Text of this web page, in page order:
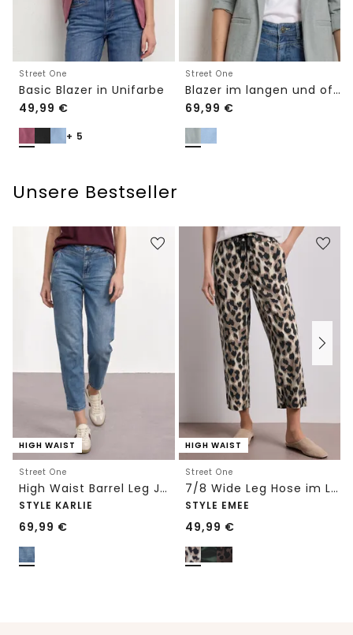
Street One
Basic Blazer in Unifarbe
49,99 €
+ 5
Street One
Blazer im langen und offenen Schnitt
69,99 €
Unsere Bestseller
HIGH WAIST
Street One
High Waist Barrel Leg Jeans im Loose Fit
STYLE KARLIE
69,99 €
HIGH WAIST
Street One
7/8 Wide Leg Hose im Loose Fit mit Print
STYLE EMEE
49,99 €